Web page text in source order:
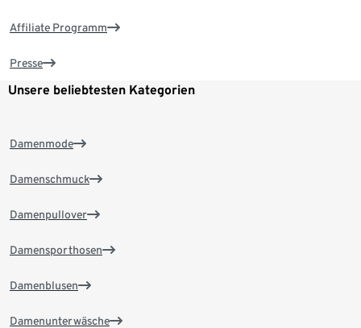
Affiliate Programm
Presse
Unsere beliebtesten Kategorien
Damenmode
Damenschmuck
Damenpullover
Damensporthosen
Damenblusen
Damenunterwäsche